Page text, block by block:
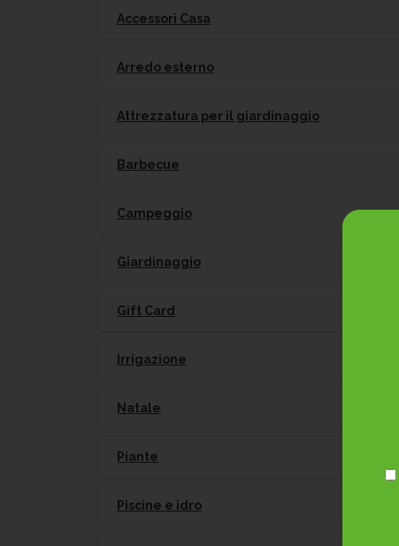
Accessori Casa
Arredo esterno
Attrezzatura per il giardinaggio
Barbecue
Campeggio
Giardinaggio
Gift Card
Irrigazione
Natale
Piante
Piscine e idro